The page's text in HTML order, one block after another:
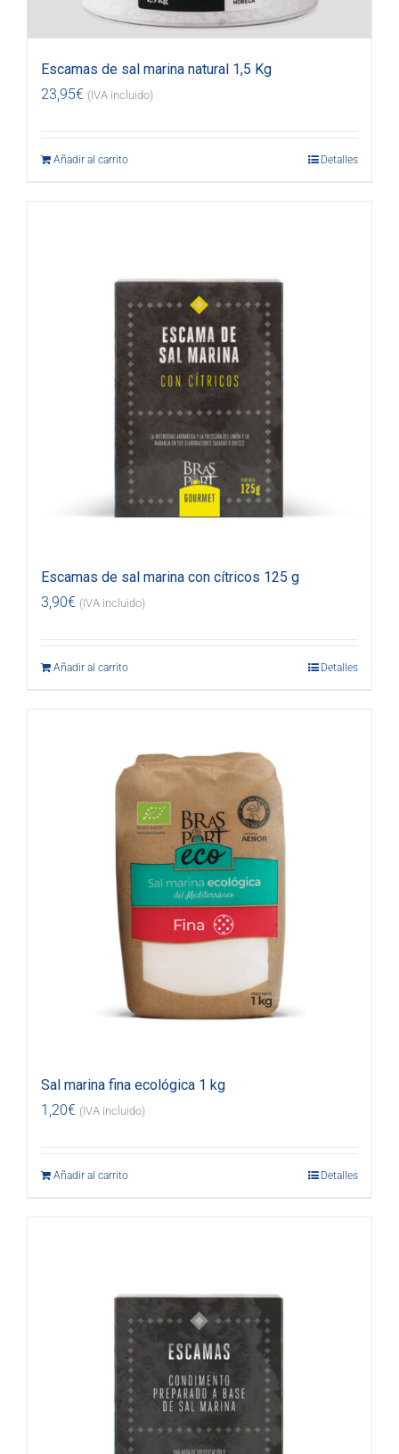
Escamas de sal marina natural 1,5 Kg
23,95€ (IVA incluido)
Añadir al carrito Detalles
Escamas de sal marina con cítricos 125 g
3,90€ (IVA incluido)
Añadir al carrito Detalles
Sal marina fina ecológica 1 kg
1,20€ (IVA incluido)
Añadir al carrito Detalles